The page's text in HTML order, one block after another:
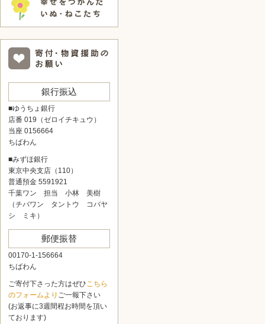
銀行振込
■ゆうちょ銀行
店番 019（ゼロイチキュウ）
当座 0156664
ちばわん
■みずほ銀行
東京中央支店（110）
普通預金 5591921
千葉ワン 担当 小林 美樹
（チバワン タントウ コバヤ
シ ミキ）
郵便振替
00170-1-156664
ちばわん
ご寄付下さった方はぜひこちら
のフォームより ご一報下さい
(お返事に3週間程お時間を頂い
ております)